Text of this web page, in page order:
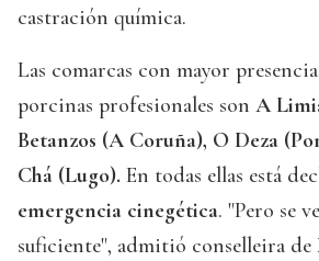
castración química.
Las comarcas con mayor
porcinas profesionales son A
Betanzos (A Coruña), O Deza
Chá (Lugo). En todas ellas está
emergencia cinegética. "Pero se
suficiente", admitió conselleira